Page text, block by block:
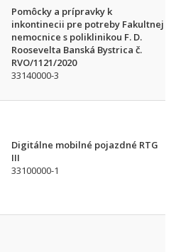
Pomôcky a prípravky k
inkontinecii pre potreby Fakultnej
nemocnice s poliklinikou F. D.
Roosevelta Banská Bystrica č.
RVO/1121/2020
33140000-3
Digitálne mobilné pojazdné RTG
III
33100000-1